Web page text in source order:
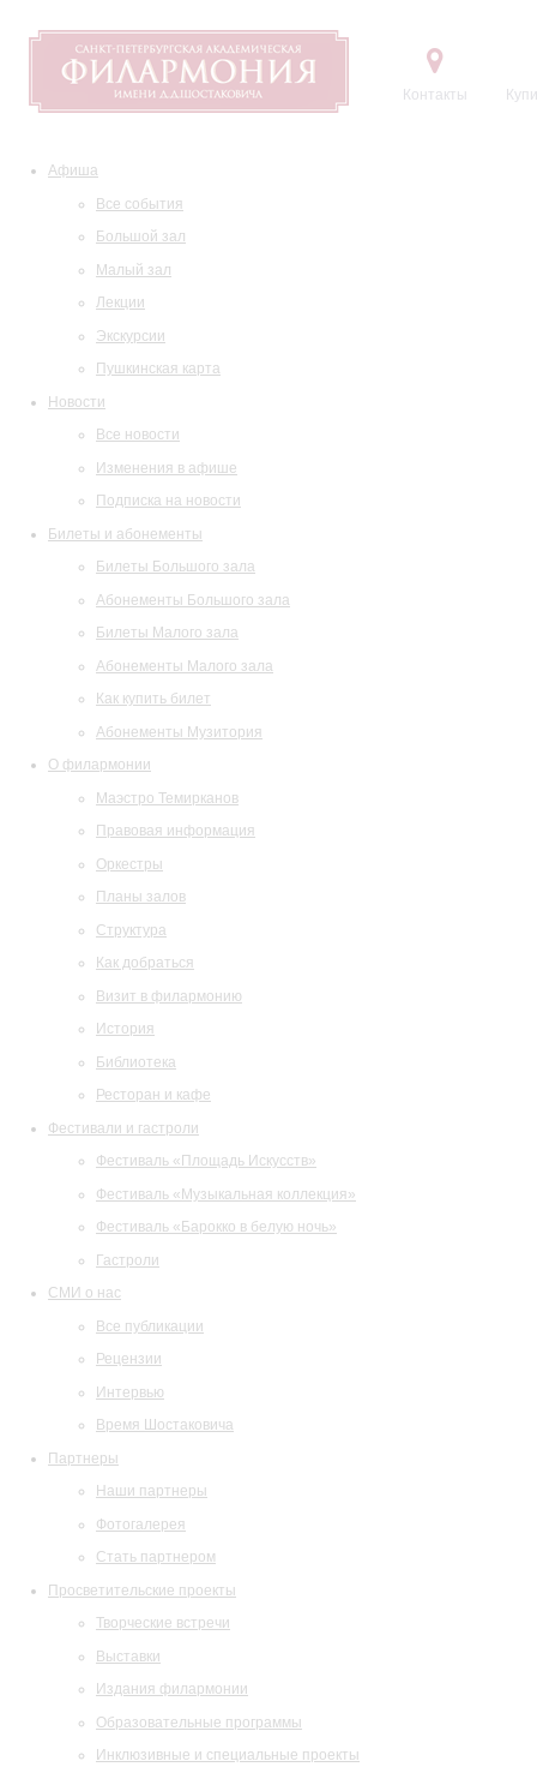
Контакты
Афиша
Все события
Большой зал
Малый зал
Лекции
Экскурсии
Пушкинская карта
Новости
Все новости
Изменения в афише
Подписка на новости
Билеты и абонементы
Билеты Большого зала
Абонементы Большого зала
Билеты Малого зала
Абонементы Малого зала
Как купить билет
Абонементы Музитория
О филармонии
Маэстро Темирканов
Правовая информация
Оркестры
Планы залов
Структура
Как добраться
Визит в филармонию
История
Библиотека
Ресторан и кафе
Фестивали и гастроли
Фестиваль «Площадь Искусств»
Фестиваль «Музыкальная коллекция»
Фестиваль «Барокко в белую ночь»
Гастроли
СМИ о нас
Все публикации
Рецензии
Интервью
Время Шостаковича
Партнеры
Наши партнеры
Фотогалерея
Стать партнером
Просветительские проекты
Творческие встречи
Выставки
Издания филармонии
Образовательные программы
Инклюзивные и специальные проекты